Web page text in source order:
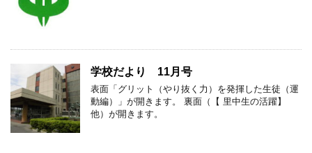
学校だより 11月号
表面「グリット（やり抜く力）を発揮した生徒（運
動編）」が開きます。 裏面（【 里中生の活躍】
他）が開きます。